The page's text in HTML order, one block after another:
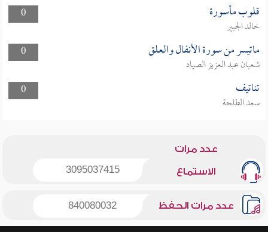
0
قلوب مأسورة
خالد الجبير
0
ماتيسر من سورة الأنفال والعلق
شعبان عبد العزيز الصياد
0
تناتيف
سعد الطلحة
عدد مرات
الاستماع 3095037415
عدد مرات الحفظ 840080032